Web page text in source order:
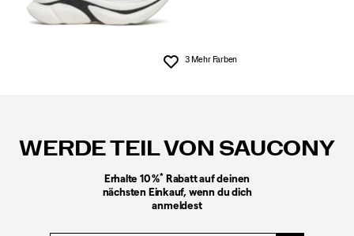
Wunschliste
3 Mehr Farben
WERDE TEIL VON SAUCONY
Erhalte 10 %* Rabatt auf deinen
nächsten Einkauf, wenn du dich
anmeldest